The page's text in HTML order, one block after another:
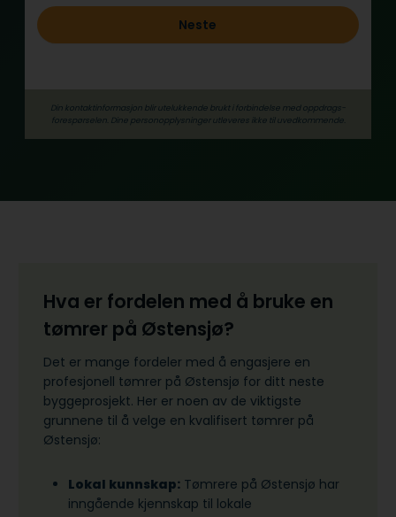
d
Neste
Din kontaktinformasjon blir utelukkende brukt i forbindelse med oppdrags­
forespørselen. Dine person­­opplysninger utleveres ikke til uvedkommende.
Hva er fordelen med å bruke en
tømrer på Østensjø?
Det er mange fordeler med å engasjere en
profesjonell tømrer på Østensjø for ditt neste
byggeprosjekt. Her er noen av de viktigste
grunnene til å velge en kvalifisert tømrer på
Østensjø:
Lokal kunnskap: Tømrere på Østensjø har
inngående kjennskap til lokale